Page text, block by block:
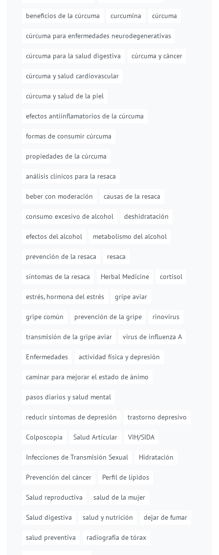
beneficios de la cúrcuma curcumina cúrcuma
cúrcuma para enfermedades neurodegenerativas
cúrcuma para la salud digestiva cúrcuma y cáncer
cúrcuma y salud cardiovascular
cúrcuma y salud de la piel
efectos antiinflamatorios de la cúrcuma
formas de consumir cúrcuma
propiedades de la cúrcuma
análisis clínicos para la resaca
beber con moderación causas de la resaca
consumo excesivo de alcohol deshidratación
efectos del alcohol metabolismo del alcohol
prevención de la resaca resaca
síntomas de la resaca Herbal Medicine cortisol
estrés, hormona del estrés gripe aviar
gripe común prevención de la gripe rinovirus
transmisión de la gripe aviar virus de influenza A
Enfermedades actividad física y depresión
caminar para mejorar el estado de ánimo
pasos diarios y salud mental
reducir síntomas de depresión trastorno depresivo
Colposcopía Salud Articular VIH/SIDA
Infecciones de Transmisión Sexual Hidratación
Prevención del cáncer Perfil de lípidos
Salud reproductiva salud de la mujer
Salud digestiva salud y nutrición dejar de fumar
salud preventiva radiografía de tórax